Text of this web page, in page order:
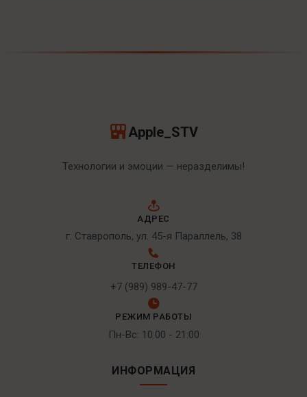
Apple_STV
Технологии и эмоции — неразделимы!
АДРЕС
г. Ставрополь, ул. 45-я Параллель, 38
ТЕЛЕФОН
+7 (989) 989-47-77
РЕЖИМ РАБОТЫ
Пн-Вс: 10:00 - 21:00
ИНФОРМАЦИЯ